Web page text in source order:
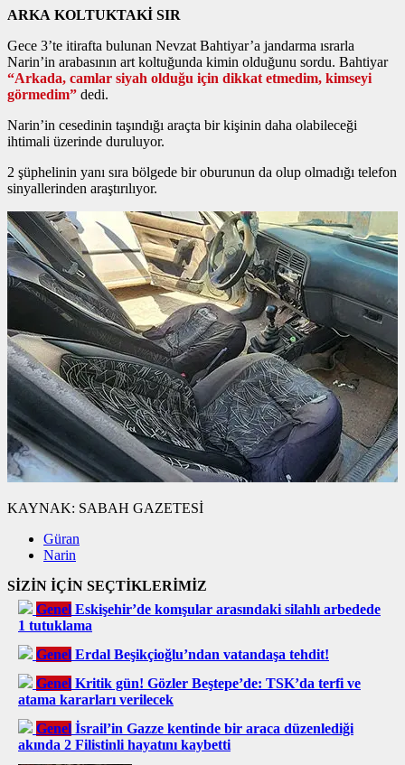
ARKA KOLTUKTAKİ SIR
Gece 3’te itirafta bulunan Nevzat Bahtiyar’a jandarma ısrarla
Narin’in arabasının art koltuğunda kimin olduğunu sordu. Bahtiyar
“Arkada, camlar siyah olduğu için dikkat etmedim, kimseyi
görmedim” dedi.
Narin’in cesedinin taşındığı araçta bir kişinin daha olabileceği
ihtimali üzerinde duruluyor.
2 şüphelinin yanı sıra bölgede bir oburunun da olup olmadığı telefon
sinyallerinden araştırılıyor.
KAYNAK: SABAH GAZETESİ
Güran
Narin
SİZİN İÇİN SEÇTİKLERİMİZ
Genel Eskişehir’de komşular arasındaki silahlı arbedede
1 tutuklama
Genel Erdal Beşikçioğlu’ndan vatandaşa tehdit!
Genel Kritik gün! Gözler Beştepe’de: TSK’da terfi ve
atama kararları verilecek
Genel İsrail’in Gazze kentinde bir araca düzenlediği
akında 2 Filistinli hayatını kaybetti